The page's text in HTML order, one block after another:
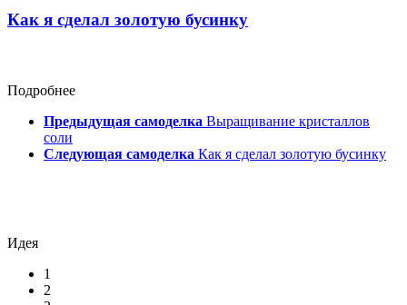
Как я сделал золотую бусинку
Подробнее
Предыдущая самоделка Выращивание кристаллов
соли
Следующая самоделка Как я сделал золотую бусинку
Идея
1
2